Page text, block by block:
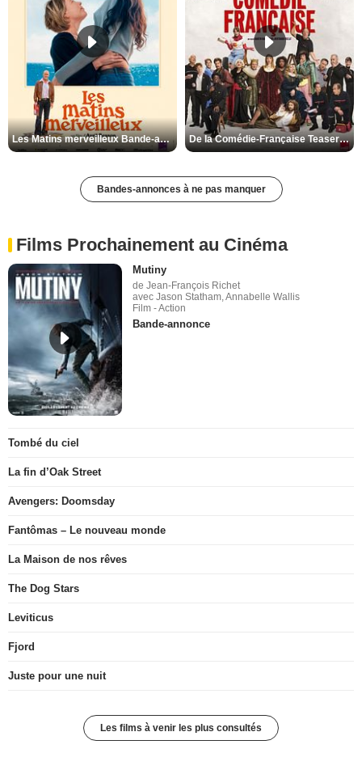
Les Matins merveilleux Bande-annonce VF De la Comédie-Française Teaser VF
Bandes-annonces à ne pas manquer
Films Prochainement au Cinéma
Mutiny
de Jean-François Richet
avec Jason Statham, Annabelle Wallis
Film - Action
Bande-annonce
Tombé du ciel
La fin d’Oak Street
Avengers: Doomsday
Fantômas – Le nouveau monde
La Maison de nos rêves
The Dog Stars
Leviticus
Fjord
Juste pour une nuit
Les films à venir les plus consultés